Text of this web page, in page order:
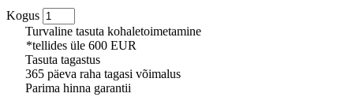
Kogus
Turvaline tasuta kohaletoimetamine
*tellides üle 600 EUR
Tasuta tagastus
365 päeva raha tagasi võimalus
Parima hinna garantii